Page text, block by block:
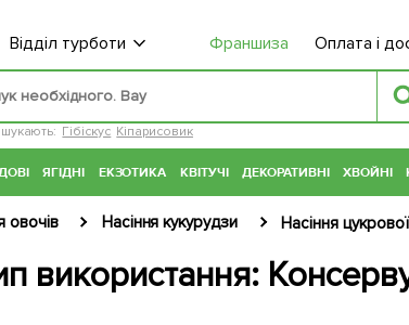
Відділ турботи Франшиза Оплата і
Гібіскус Кіпарисовик
ЯГІДНІ ЕКЗОТИКА КВІТУЧІ ДЕКОРАТИВНІ ХВОЙНІ
овочів Насіння кукурудзи Насіння
використання: